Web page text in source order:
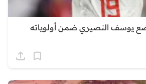
يوسف النصيري ضمن أولوياته